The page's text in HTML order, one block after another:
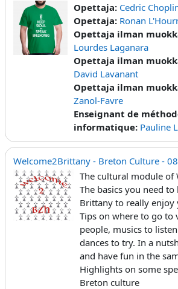
Opettaja: Cedric
Opettaja: Ronan
Opettaja ilman
Lourdes Laganara
Opettaja ilman
David Lavanant
Opettaja ilman
Zanol-Favre
Enseignant de
informatique: Pauline
Welcome2Brittany - Breton Culture -
The cultural module of
The basics you need
Brittany to really enjoy
Tips on where to go to
people, musics to
dances to try. In a
and have fun in the
Highlights on some
Breton culture